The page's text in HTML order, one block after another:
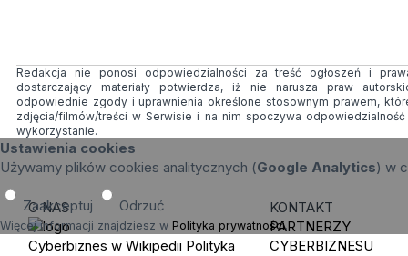
Redakcja nie ponosi odpowiedzialności za treść ogłoszeń i
dostarczający materiały potwierdza, iż nie narusza praw
odpowiednie zgody i uprawnienia określone stosownym prawem,
zdjęcia/filmów/treści w Serwisie i na nim spoczywa
wykorzystanie.
Ustawienia cookies
Używamy plików cookies analitycznych (Google Analytics) w
Zaakceptuj Odrzuć
Więcej informacji znajdziesz w Polityka prywatności.
O NAS
Cyberbiznes w Wikipedii Polityka
KONTAKT
PARTNERZY
CYBERBIZNESU